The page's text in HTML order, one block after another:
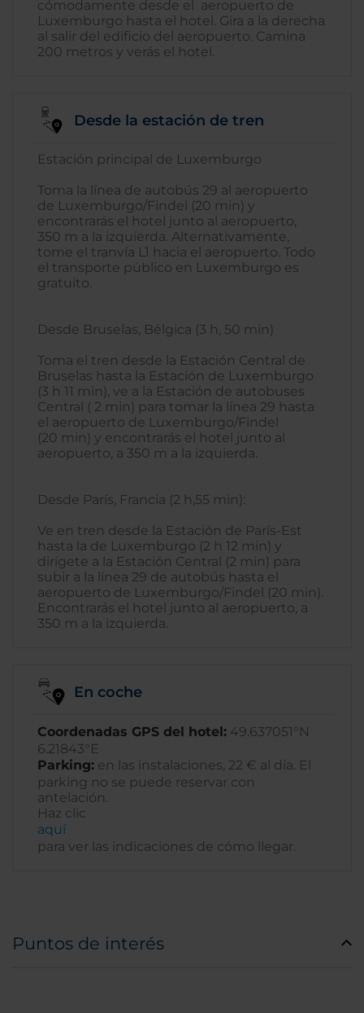
cómodamente desde el aeropuerto de
Luxemburgo hasta el hotel. Gira a la derecha
al salir del edificio del aeropuerto. Camina
200 metros y verás el hotel.
Desde la estación de tren
Estación principal de Luxemburgo
Toma la línea de autobús 29 al aeropuerto
de Luxemburgo/Findel (20 min) y
encontrarás el hotel junto al aeropuerto,
350 m a la izquierda. Alternativamente,
tome el tranvía L1 hacia el aeropuerto. Todo
el transporte público en Luxemburgo es
gratuito.
Desde Bruselas, Bélgica (3 h, 50 min)
Toma el tren desde la Estación Central de
Bruselas hasta la Estación de Luxemburgo
(3 h 11 min), ve a la Estación de autobuses
Central ( 2 min) para tomar la línea 29 hasta
el aeropuerto de Luxemburgo/Findel
(20 min) y encontrarás el hotel junto al
aeropuerto, a 350 m a la izquierda.
Desde París, Francia (2 h,55 min):
Ve en tren desde la Estación de París-Est
hasta la de Luxemburgo (2 h 12 min) y
dirígete a la Estación Central (2 min) para
subir a la línea 29 de autobús hasta el
aeropuerto de Luxemburgo/Findel (20 min).
Encontrarás el hotel junto al aeropuerto, a
350 m a la izquierda.
En coche
Coordenadas GPS del hotel: 49.637051°N
6.21843°E
Parking: en las instalaciones, 22 € al día. El
parking no se puede reservar con
antelación.
Haz clic
aquí­
para ver las indicaciones de cómo llegar.
Puntos de interés